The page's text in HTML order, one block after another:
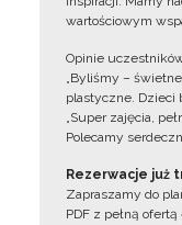
wartościowym
Opinie
„Byliśmy –
plastyczne. Dzieci
„Super zajęcia,
Polecamy
Rezerwacje już
Zapraszamy do
PDF z pełną